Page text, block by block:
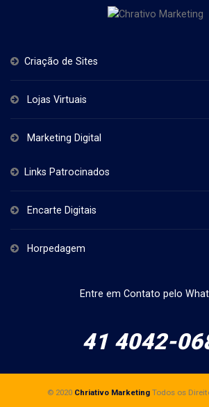
Criação de Sites
Lojas Virtuais
Marketing Digital
Links Patrocinados
Encarte Digitais
Horpedagem
Entre em Contato pelo
41 4042-
© 2020 Chriativo Marketing Todos os